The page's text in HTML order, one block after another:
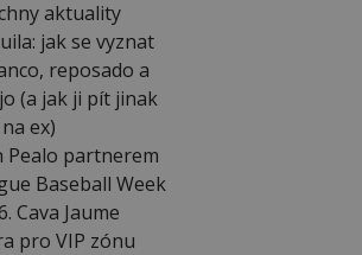
aktuality
jak se vyznat
reposado a
(a jak ji pít jinak
ex)
Pealo partnerem
Baseball Week
Cava Jaume
pro VIP zónu